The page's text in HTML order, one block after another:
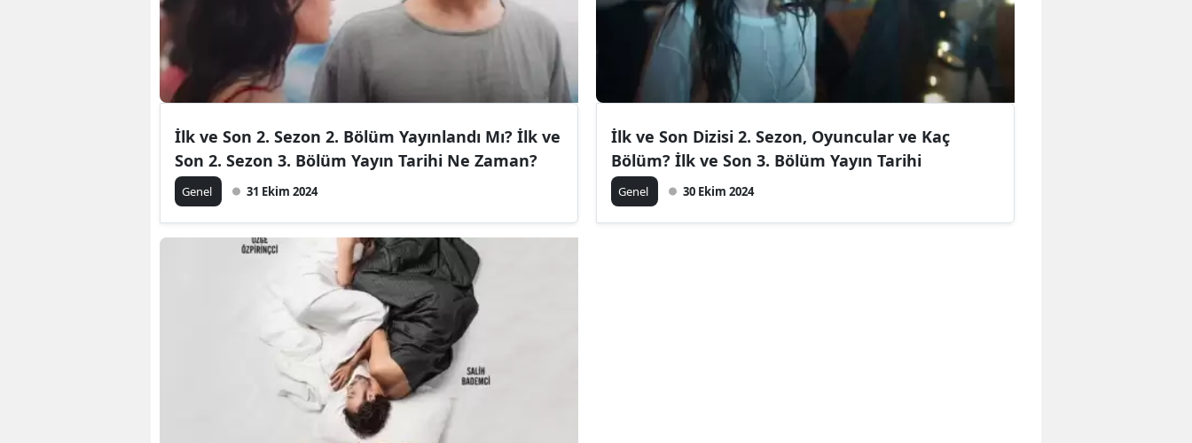
İlk ve Son 2. Sezon 2. Bölüm Yayınlandı Mı? İlk ve
Son 2. Sezon 3. Bölüm Yayın Tarihi Ne Zaman?
Genel 31 Ekim 2024
İlk ve Son Dizisi 2. Sezon, Oyuncular ve Kaç
Bölüm? İlk ve Son 3. Bölüm Yayın Tarihi
Genel 30 Ekim 2024